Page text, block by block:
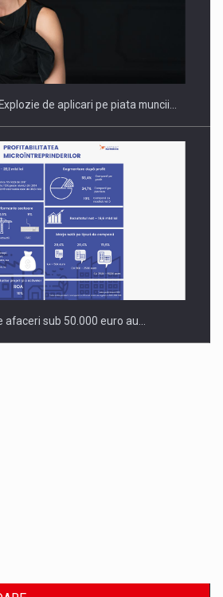
2026, fueled by benzinariile RO…
de aplicari pe piata muncii…
afaceri sub 50.000 euro au…